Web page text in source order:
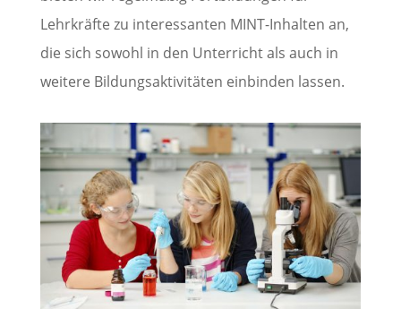
Lehrkräfte zu interessanten MINT-Inhalten an,
die sich sowohl in den Unterricht als auch in
weitere Bildungsaktivitäten einbinden lassen.